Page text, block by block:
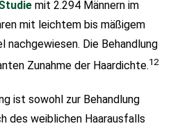
mit 2.294 Männern im
mit leichtem bis mäßigem
nachgewiesen. Die Behandlung
Zunahme der Haardichte.12
ist sowohl zur Behandlung
des weiblichen Haarausfalls